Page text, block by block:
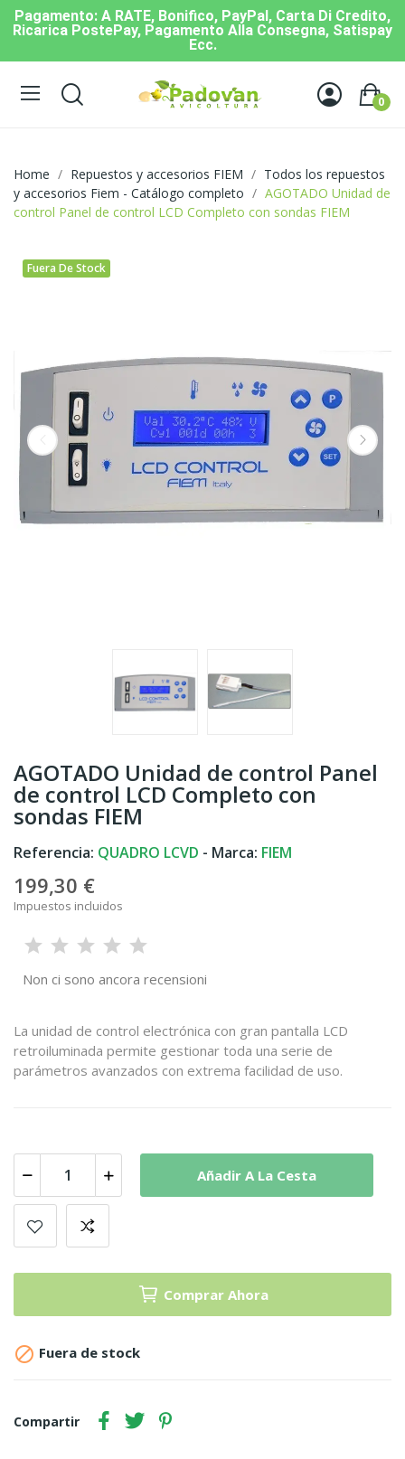
Pagamento: A RATE, Bonifico, PayPal, Carta Di Credito,
Ricarica PostePay, Pagamento Alla Consegna, Satispay
Ecc.
0
Home Repuestos y accesorios FIEM
Todos los repuestos
y accesorios Fiem - Catálogo completo
AGOTADO Unidad de
control Panel de control LCD Completo con sondas FIEM
Fuera De Stock
AGOTADO Unidad de control Panel
de control LCD Completo con
sondas FIEM
Referencia: QUADRO LCVD - Marca: FIEM
199,30 €
Impuestos incluidos
Non ci sono ancora recensioni
La unidad de control electrónica con gran pantalla LCD
retroiluminada permite gestionar toda una serie de
parámetros avanzados con extrema facilidad de uso.
Añadir A La Cesta
Comprar Ahora
 Fuera de stock
Compartir